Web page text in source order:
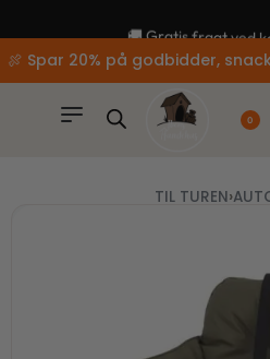
🍖 Spar 20% på godbidder,
0
TIL TUREN›